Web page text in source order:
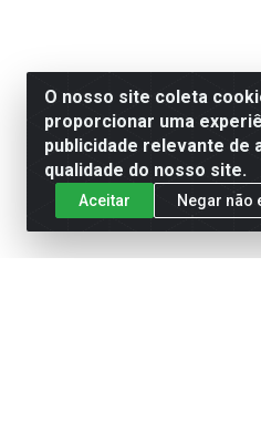
O nosso site coleta
proporcionar uma
publicidade relevante de
qualidade do nosso site.
Aceitar Negar não